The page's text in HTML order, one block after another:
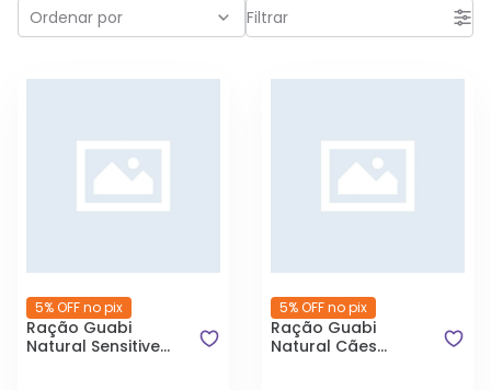
Filtrar
Ordenar por
5% OFF no pix
Ração Guabi
Natural Sensitive
5% OFF no pix
Ração Guabi
Natural Cães